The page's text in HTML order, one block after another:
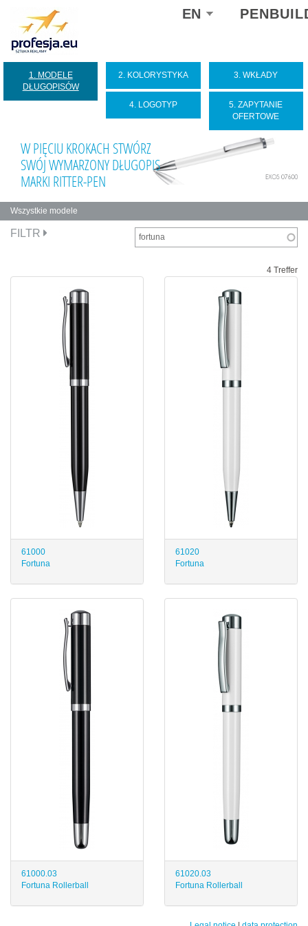
Select
yourEN
1. MODELE
DŁUGOPISÓW
2. KOLORYSTYKA 3. WKŁADY
4. LOGOTYP
5. ZAPYTANIE
OFERTOWE
W PIĘCIU KROKACH STWÓRZ
SWÓJ WYMARZONY DŁUGOPIS
MARKI RITTER-PEN
Zakładki
podstawowe
Wszystkie modele
FILTR
4 Treffer
61000
Fortuna
61020
Fortuna
61000.03
Fortuna Rollerball
61020.03
Fortuna Rollerball